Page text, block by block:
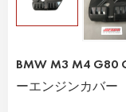
BMW M3 M4 G80
ーエンジンカバー